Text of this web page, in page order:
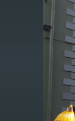
КОНКУРС